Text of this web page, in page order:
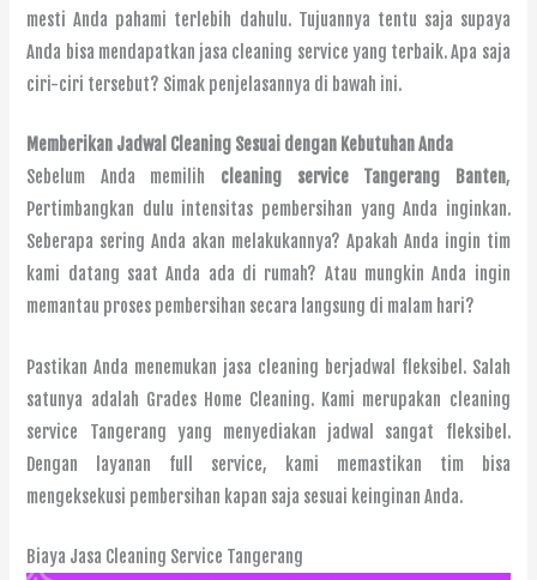
mesti Anda pahami terlebih dahulu. Tujuannya tentu saja supaya
Anda bisa mendapatkan jasa cleaning service yang terbaik. Apa saja
ciri-ciri tersebut? Simak penjelasannya di bawah ini.
Memberikan Jadwal Cleaning Sesuai dengan Kebutuhan Anda
Sebelum Anda memilih cleaning service Tangerang Banten,
Pertimbangkan dulu intensitas pembersihan yang Anda inginkan.
Seberapa sering Anda akan melakukannya? Apakah Anda ingin tim
kami datang saat Anda ada di rumah? Atau mungkin Anda ingin
memantau proses pembersihan secara langsung di malam hari?
Pastikan Anda menemukan jasa cleaning berjadwal fleksibel. Salah
satunya adalah Grades Home Cleaning. Kami merupakan cleaning
service Tangerang yang menyediakan jadwal sangat fleksibel.
Dengan layanan full service, kami memastikan tim bisa
mengeksekusi pembersihan kapan saja sesuai keinginan Anda.
Biaya Jasa Cleaning Service Tangerang